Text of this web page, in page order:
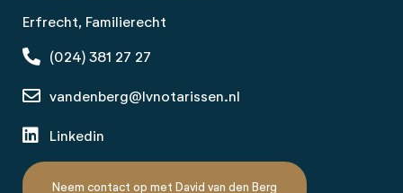
Erfrecht, Familierecht
(024) 381 27 27
vandenberg@lvnotarissen.nl
Linkedin
Neem contact op met David van den Berg